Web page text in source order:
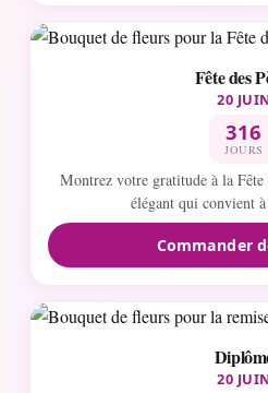
Fête des
20
316
JOURS
Montrez votre gratitude à la Fête
élégant qui convient à
Commander
20